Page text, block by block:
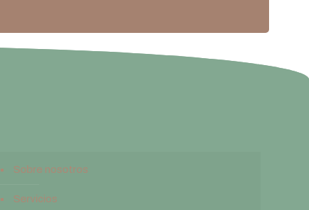
Sobre nosotros
Servicios